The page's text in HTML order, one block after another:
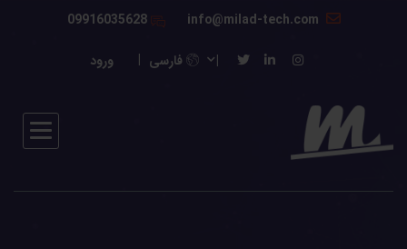
09916035628
فارسی ورود